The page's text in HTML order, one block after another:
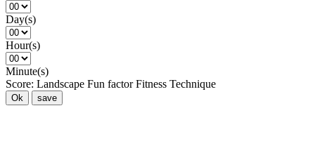
Day(s)
Hour(s)
Minute(s)
Score: Landscape Fun factor Fitness Technique
Ok save